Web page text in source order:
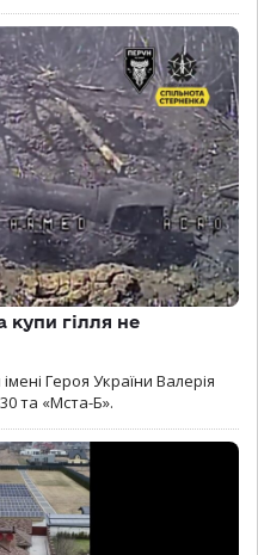
купи гілля не
Героя України Валерія
та «Мста-Б».